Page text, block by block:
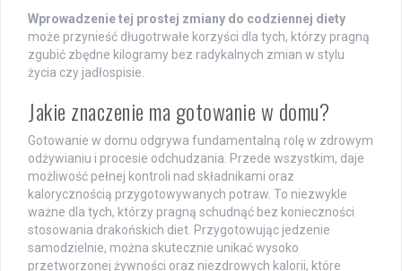
Wprowadzenie tej prostej zmiany do codziennej diety
może przynieść długotrwałe korzyści dla tych, którzy pragną
zgubić zbędne kilogramy bez radykalnych zmian w stylu
życia czy jadłospisie.
Jakie znaczenie ma gotowanie w domu?
Gotowanie w domu odgrywa fundamentalną rolę w zdrowym
odżywianiu i procesie odchudzania. Przede wszystkim, daje
możliwość pełnej kontroli nad składnikami oraz
kalorycznością przygotowywanych potraw. To niezwykle
ważne dla tych, którzy pragną schudnąć bez konieczności
stosowania drakońskich diet. Przygotowując jedzenie
samodzielnie, można skutecznie unikać wysoko
przetworzonej żywności oraz niezdrowych kalorii, które